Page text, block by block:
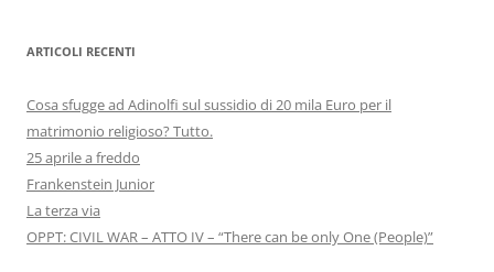
ARTICOLI RECENTI
Cosa sfugge ad Adinolfi sul sussidio di 20 mila Euro per il
matrimonio religioso? Tutto.
25 aprile a freddo
Frankenstein Junior
La terza via
OPPT: CIVIL WAR – ATTO IV – “There can be only One (People)”